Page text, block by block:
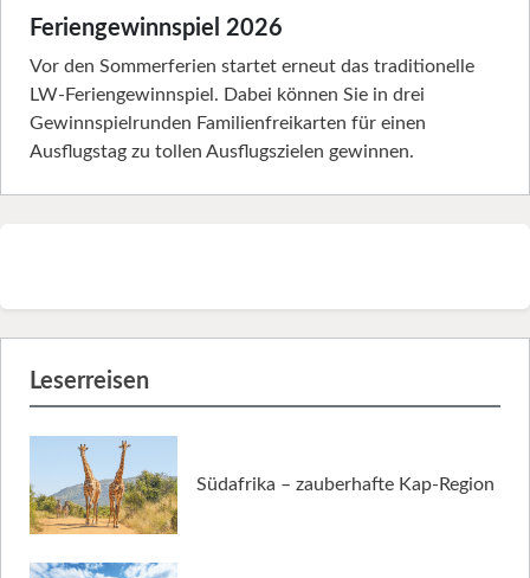
Feriengewinnspiel 2026
Vor den Sommerferien startet erneut das traditionelle
LW-Feriengewinnspiel. Dabei können Sie in drei
Gewinnspielrunden Familienfreikarten für einen
Ausflugstag zu tollen Ausflugszielen gewinnen.
Leserreisen
Südafrika – zauberhafte Kap-Region